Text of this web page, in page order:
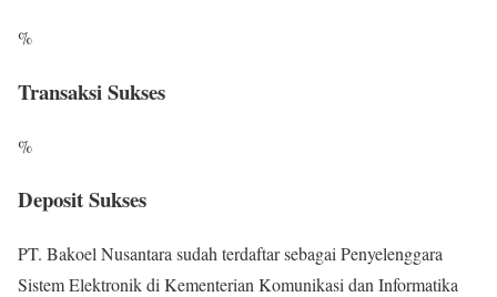
%
Transaksi Sukses
%
Deposit Sukses
PT. Bakoel Nusantara sudah terdaftar sebagai Penyelenggara
Sistem Elektronik di Kementerian Komunikasi dan Informatika